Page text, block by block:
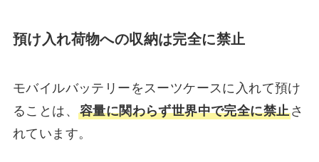
預け入れ荷物への収納は完全に禁止
モバイルバッテリーをスーツケースに入れて預け
ることは、 容量に関わらず世界中で完全に禁止さ
れています。